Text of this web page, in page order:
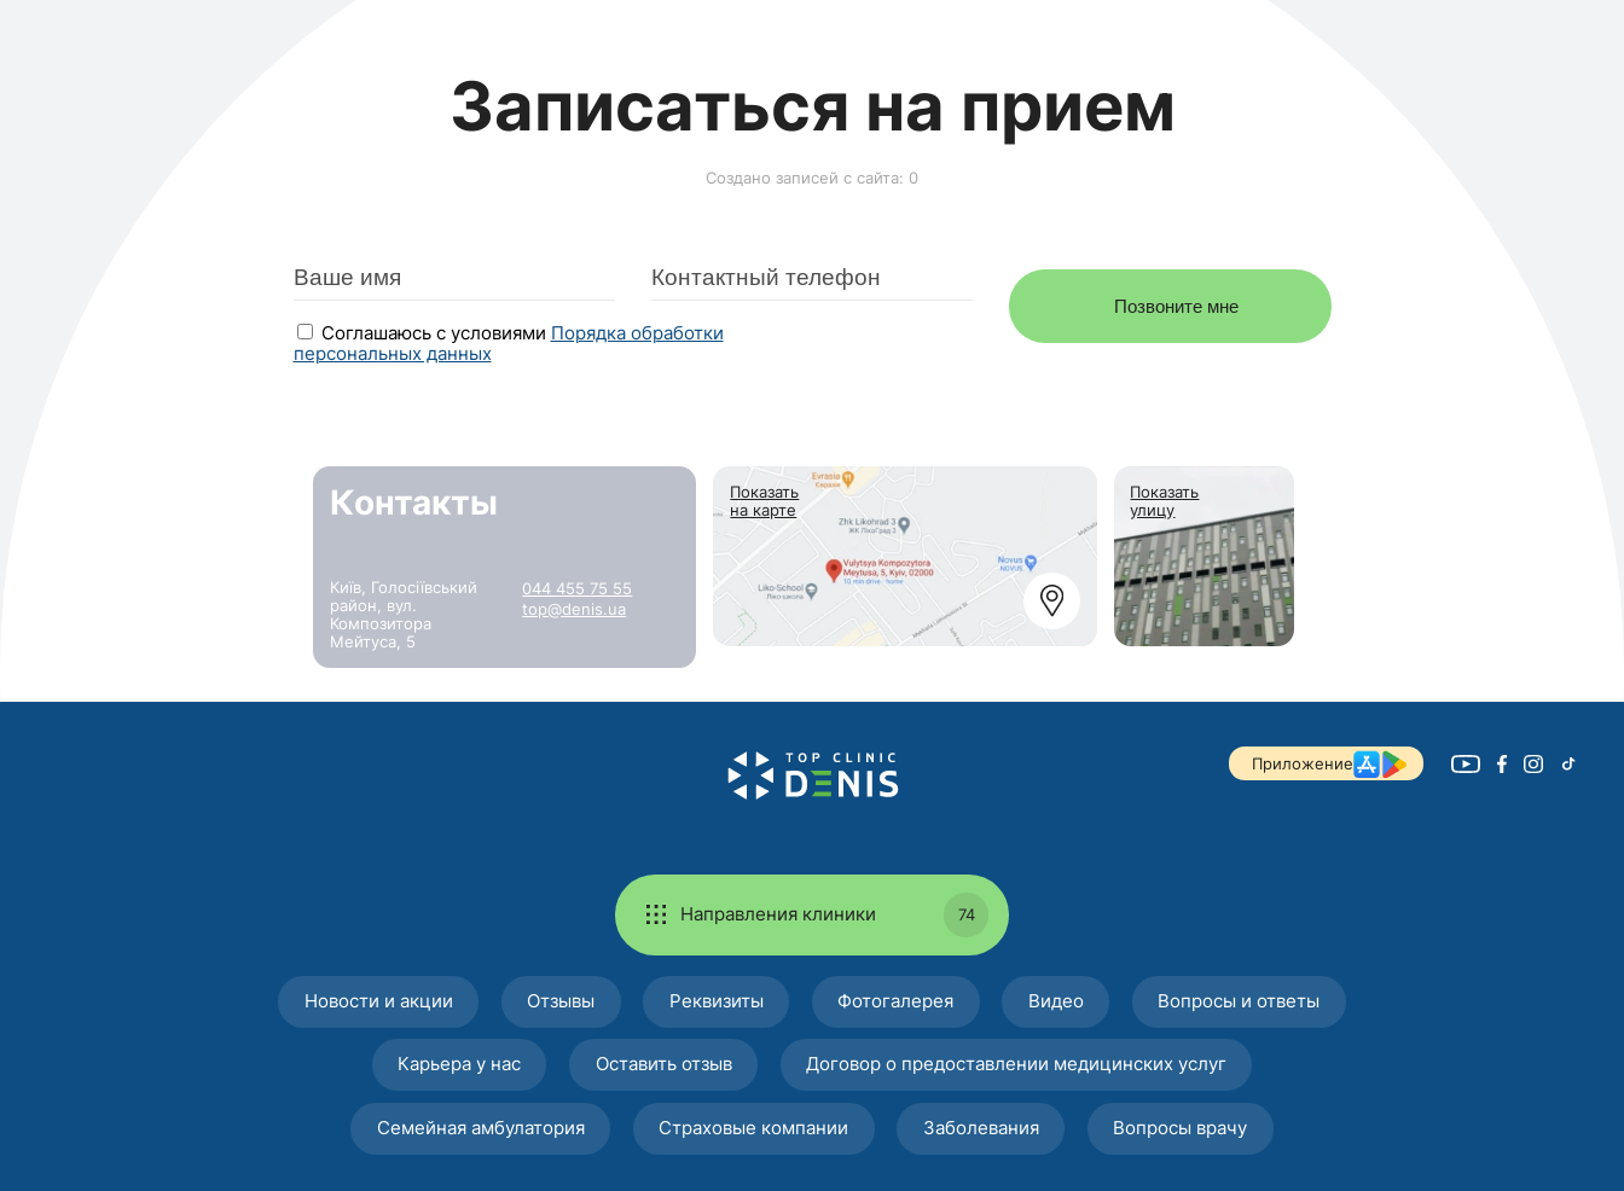
Записаться на прием
Создано записей с сайта: 0
Позвоните мне
Соглашаюсь с условиями Порядка обработки
персональных данных
Контакты
Київ, Голосіївський
район, вул.
Композитора
Мейтуса, 5
044 455 75 55
top@denis.ua
Показать
на карте
Показать
улицу
Приложение
Направления клиники 74
Новости и акции Отзывы Реквизиты Фотогалерея Видео Вопросы и ответы
Карьера у нас Оставить отзыв Договор о предоставлении медицинских услуг
Семейная амбулатория Страховые компании Заболевания Вопросы врачу